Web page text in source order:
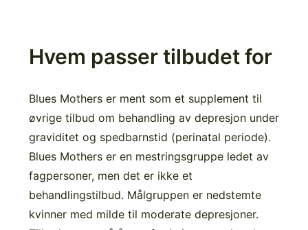
Hvem passer tilbudet for
Blues Mothers er ment som et supplement til
øvrige tilbud om behandling av depresjon under
graviditet og spedbarnstid (perinatal periode).
Blues Mothers er en mestringsgruppe ledet av
fagpersoner, men det er ikke et
behandlingstilbud. Målgruppen er nedstemte
kvinner med milde til moderate depresjoner.